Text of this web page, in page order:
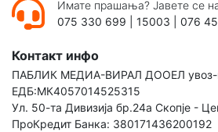
Имате прашања? Јавете се
075 330 699
15003 076
Контакт инфо
ПАБЛИК МЕДИА-ВИРАЛ ДООЕЛ увоз-
ЕДБ:МК4057014525315
Ул. 50-та Дивизија бр.24а Скопје -
ПроКредит Банка: 380171436200192